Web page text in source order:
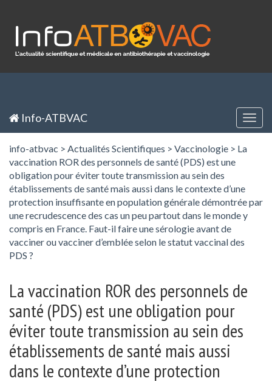
Info-ATBVAC
info-atbvac > Actualités Scientifiques > Vaccinologie > La
vaccination ROR des personnels de santé (PDS) est une
obligation pour éviter toute transmission au sein des
établissements de santé mais aussi dans le contexte d’une
protection insuffisante en population générale démontrée par
une recrudescence des cas un peu partout dans le monde y
compris en France. Faut-il faire une sérologie avant de
vacciner ou vacciner d’emblée selon le statut vaccinal des
PDS ?
La vaccination ROR des personnels de
santé (PDS) est une obligation pour
éviter toute transmission au sein des
établissements de santé mais aussi
dans le contexte d’une protection